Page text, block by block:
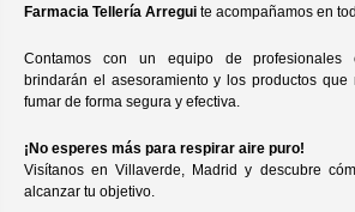
Farmacia Tellería Arregui te acompañamos en
Contamos con un equipo de profesionales
brindarán el asesoramiento y los productos que
fumar de forma segura y efectiva.
¡No esperes más para respirar aire puro!
Visítanos en Villaverde, Madrid y descubre
alcanzar tu objetivo.